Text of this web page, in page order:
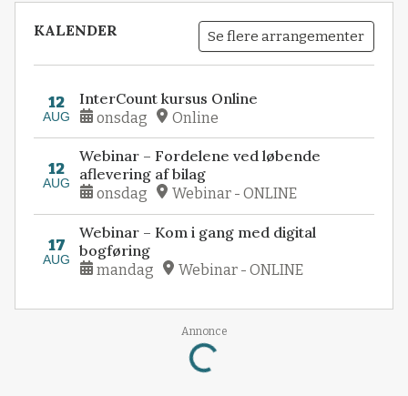
KALENDER Se flere arrangementer
12
AUG
InterCount kursus Online
onsdag Online
12
AUG
Webinar – Fordelene ved løbende
aflevering af bilag
onsdag Webinar - ONLINE
17
AUG
Webinar – Kom i gang med digital
bogføring
mandag Webinar - ONLINE
Annonce
Loading...